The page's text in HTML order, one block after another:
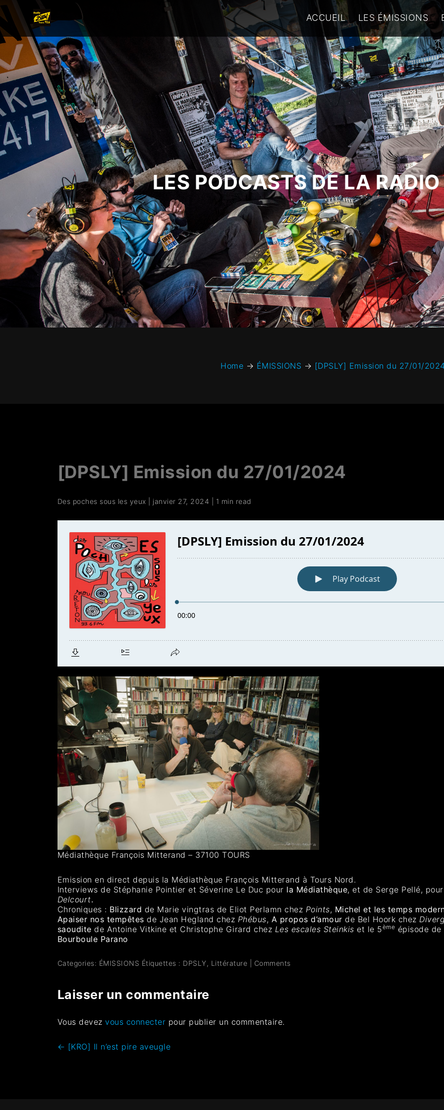
ACCUEIL LES ÉMISSIONS
LES PODCASTS DE LA
Home → ÉMISSIONS → [DPSLY] Emission du 27/01/
[DPSLY] Emission du 27/01/2024
Des poches sous les yeux janvier 27, 2024 1 min read
Médiathèque François Mitterand – 37100 TOURS
Emission en direct depuis la Médiathèque François Mitterand à Tours Nord.
Interviews de Stéphanie Pointier et Séverine Le Duc pour la Médiathèque, et de Serge Pellé,
Delcourt.
Chroniques : Blizzard de Marie vingtras de Eliot Perlamn chez Points, Michel et les temps
Apaiser nos tempêtes de Jean Hegland chez Phébus, A propos d’amour de Bel Hoork chez
saoudite de Antoine Vitkine et Christophe Girard chez Les escales Steinkis et le 5ème épisode
Bourboule Parano
Categories: ÉMISSIONS Étiquettes : DPSLY, Littérature Comments
Laisser un commentaire
Vous devezvous connecter pour publier un commentaire.
← [KRO] Il n’est pire aveugle